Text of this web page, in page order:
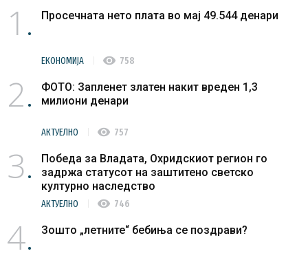
1 Просечната нето плата во мај 49.544 денари
ЕКОНОМИЈА visibility 758
2
ФОТО: Запленет златен накит вреден 1,3
милиони денари
АКТУЕЛНО visibility 757
3
Победа за Владата, Охридскиот регион го
задржа статусот на заштитено светско
културно наследство
АКТУЕЛНО visibility 746
4 Зошто „летните“ бебиња се поздрави?